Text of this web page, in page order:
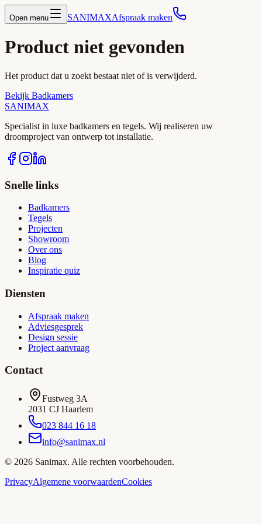
Open menu SANIMAXAfspraak maken
Product niet gevonden
Het product dat u zoekt bestaat niet of is verwijderd.
Bekijk Badkamers
SANIMAX
Specialist in luxe badkamers en tegels. Wij realiseren uw
droomproject van ontwerp tot installatie.
Snelle links
Badkamers
Tegels
Projecten
Showroom
Over ons
Blog
Inspiratie quiz
Diensten
Afspraak maken
Adviesgesprek
Design sessie
Project aanvraag
Contact
Fustweg 3A
2031 CJ Haarlem
023 844 16 18
info@sanimax.nl
© 2026 Sanimax. Alle rechten voorbehouden.
PrivacyAlgemene voorwaardenCookies